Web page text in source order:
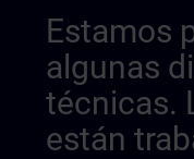
Estamos
algunas
técnicas.
están